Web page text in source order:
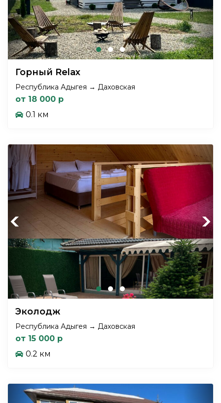
Горный Relax
Республика Адыгея → Даховская
от 18 000 р
0.1 км
Previous Next
Эколодж
Республика Адыгея → Даховская
от 15 000 р
0.2 км